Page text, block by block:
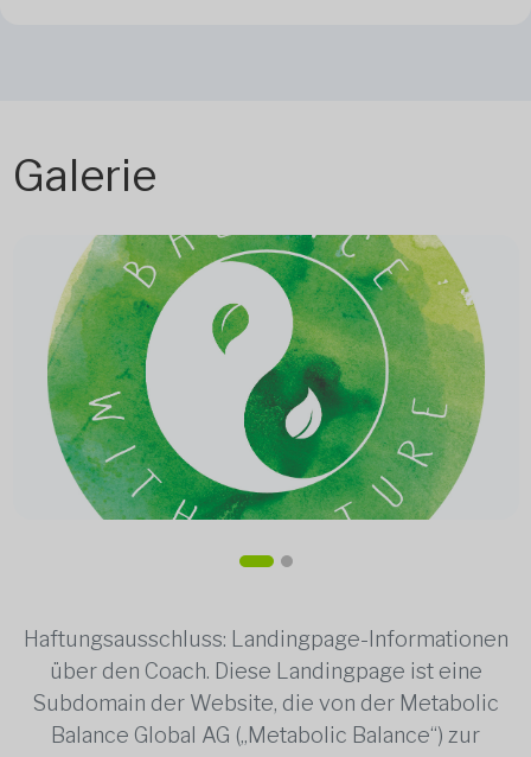
Galerie
Haftungsausschluss: Landingpage-Informationen
über den Coach. Diese Landingpage ist eine
Subdomain der Website, die von der Metabolic
Balance Global AG („Metabolic Balance“) zur